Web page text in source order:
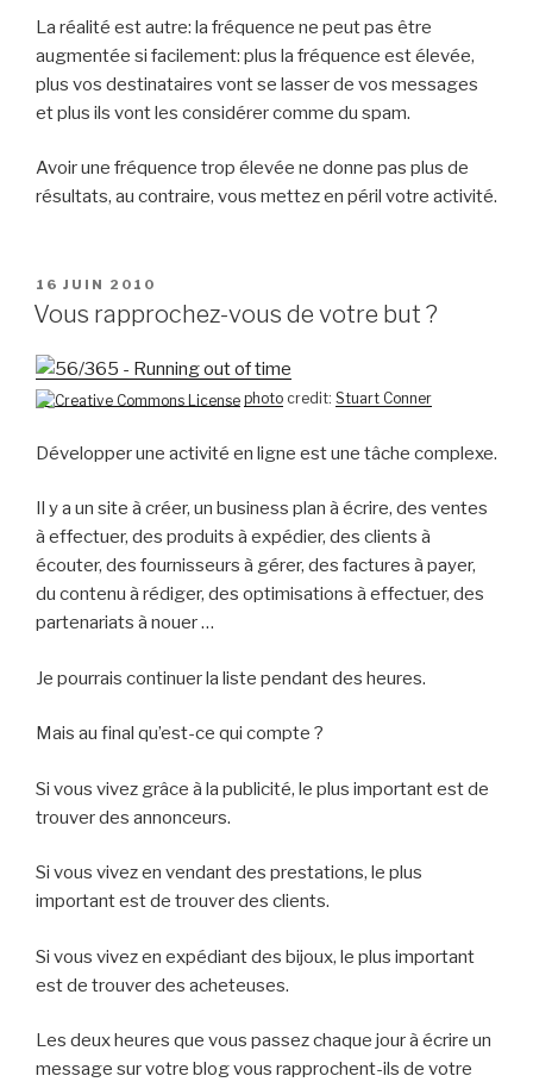
La réalité est autre: la fréquence ne peut pas être
augmentée si facilement: plus la fréquence est élevée,
plus vos destinataires vont se lasser de vos messages
et plus ils vont les considérer comme du spam.
Avoir une fréquence trop élevée ne donne pas plus de
résultats, au contraire, vous mettez en péril votre activité.
PUBLIÉ
LE
16 JUIN 2010
Vous rapprochez-vous de votre but ?
photo credit: Stuart Conner
Développer une activité en ligne est une tâche complexe.
Il y a un site à créer, un business plan à écrire, des ventes
à effectuer, des produits à expédier, des clients à
écouter, des fournisseurs à gérer, des factures à payer,
du contenu à rédiger, des optimisations à effectuer, des
partenariats à nouer …
Je pourrais continuer la liste pendant des heures.
Mais au final qu’est-ce qui compte ?
Si vous vivez grâce à la publicité, le plus important est de
trouver des annonceurs.
Si vous vivez en vendant des prestations, le plus
important est de trouver des clients.
Si vous vivez en expédiant des bijoux, le plus important
est de trouver des acheteuses.
Les deux heures que vous passez chaque jour à écrire un
message sur votre blog vous rapprochent-ils de votre